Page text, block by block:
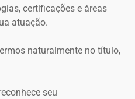
certificações e áreas
atuação.
naturalmente no título,
seu